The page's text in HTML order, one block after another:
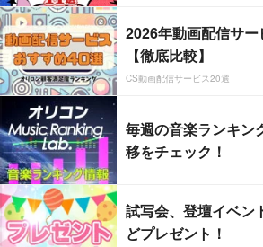
2026年動画配信サ
【徹底比較】
CS動画配信サービス20選
毎週の音楽ランキン
移をチェック！
試写会、登壇イベン
どプレゼント！